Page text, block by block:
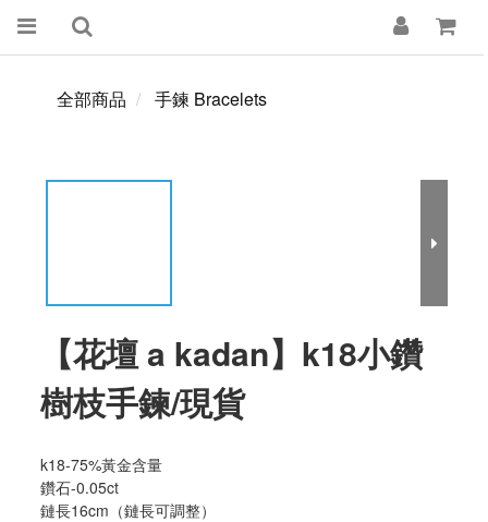
全部商品 手鍊 Bracelets
【花壇 a kadan】k18小鑽
樹枝手鍊/現貨
k18-75%黃金含量
鑽石-0.05ct
鏈長16cm（鏈長可調整）